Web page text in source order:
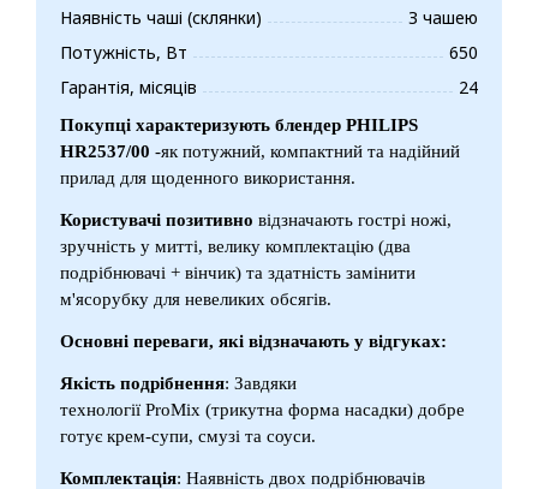
Наявність чаші (склянки)
З чашею
Потужність, Вт
650
Гарантія, місяців
24
Покупці характеризують блендер PHILIPS
HR2537/00 -як потужний, компактний та надійний
прилад для щоденного використання.
Користувачі позитивно відзначають гострі ножі,
зручність у митті, велику комплектацію (два
подрібнювачі + вінчик) та здатність замінити
м'ясорубку для невеликих обсягів.
Основні переваги, які відзначають у відгуках:
Якість подрібнення: Завдяки
технології ProMix (трикутна форма насадки) добре
готує крем-супи, смузі та соуси.
Комплектація: Наявність двох подрібнювачів